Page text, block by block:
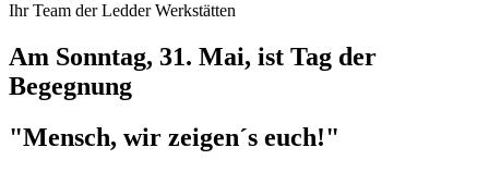
Ihr Team der Ledder Werkstätten
Am Sonntag, 31. Mai, ist Tag der
Begegnung
"Mensch, wir zeigen´s euch!"